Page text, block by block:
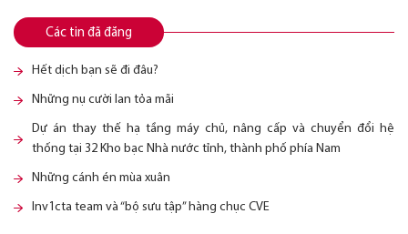
Các tin đã đăng
Hết dịch bạn sẽ đi đâu?
Những nụ cười lan tỏa mãi
Dự án thay thế hạ tầng máy chủ, nâng cấp và chuyển đổi hệ
thống tại 32 Kho bạc Nhà nước tỉnh, thành phố phía Nam
Những cánh én mùa xuân
Inv1cta team và “bộ sưu tập” hàng chục CVE